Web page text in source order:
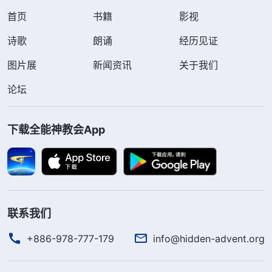
首页 书籍
影视
诗歌
朗诵
经历见证
图片展
新闻资讯
关于我们
论坛
下载全能神教会App
联系我们
+886-978-777-179 info@hidden-advent.org